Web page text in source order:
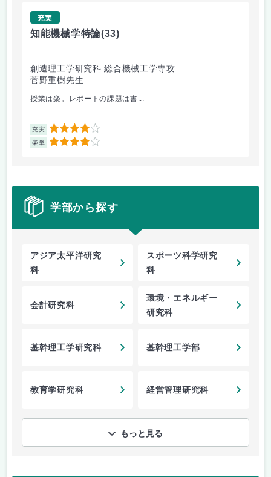
充実
知能機械学特論(33)
創造理工学研究科 総合機械工学専攻
菅野重樹先生
授業は楽。レポートの課題は書...
充実 4
楽単 4
学部から探す
アジア太平洋研究
科
スポーツ科学研究
科
会計研究科
環境・エネルギー
研究科
基幹理工学研究科 基幹理工学部
教育学研究科 経営管理研究科
もっと見る